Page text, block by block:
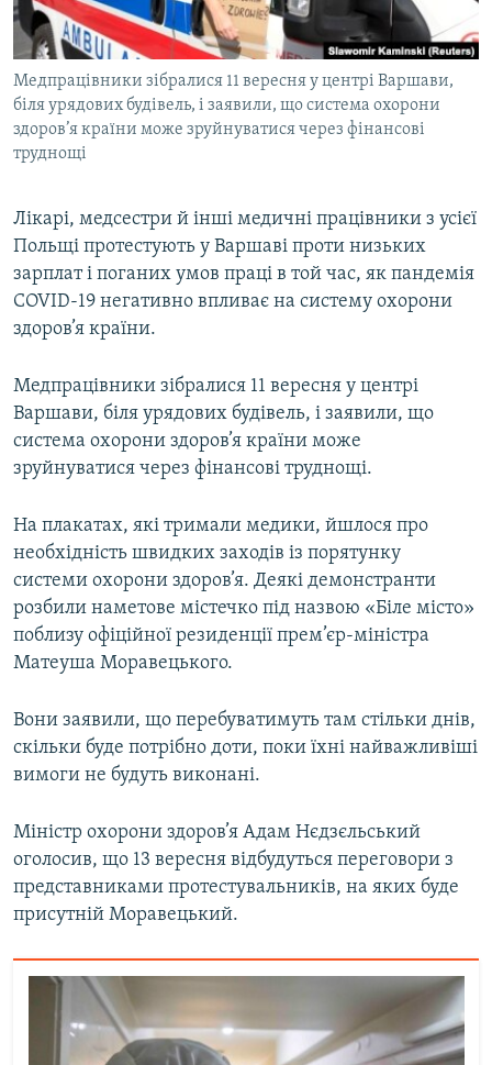
ПОДКАСТИ
КРИМ РЕАЛІЇ
РУС
УКР
ДОЛУЧАЙСЯ!
Усі сайти RFE/RL
Медпрацівники зібралися 11 вересня у центрі Варшави,
біля урядових будівель, і заявили, що система охорони
здоров’я країни може зруйнуватися через фінансові
труднощі
Лікарі, медсестри й інші медичні працівники з усієї
Польщі протестують у Варшаві проти низьких
зарплат і поганих умов праці в той час, як пандемія
COVID-19 негативно впливає на систему охорони
здоров’я країни.
Медпрацівники зібралися 11 вересня у центрі
Варшави, біля урядових будівель, і заявили, що
система охорони здоров’я країни може
зруйнуватися через фінансові труднощі.
На плакатах, які тримали медики, йшлося про
необхідність швидких заходів із порятунку
системи охорони здоров’я. Деякі демонстранти
розбили наметове містечко під назвою «Біле місто»
поблизу офіційної резиденції прем’єр-міністра
Матеуша Моравецького.
Вони заявили, що перебуватимуть там стільки днів,
скільки буде потрібно доти, поки їхні найважливіші
вимоги не будуть виконані.
Міністр охорони здоров’я Адам Нєдзєльський
оголосив, що 13 вересня відбудуться переговори з
представниками протестувальників, на яких буде
присутній Моравецький.